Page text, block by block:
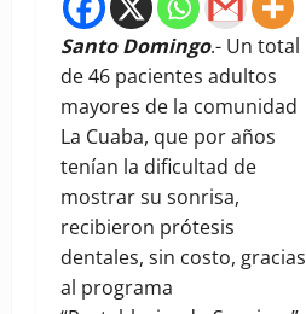
Santo Domingo.- Un total
de 46 pacientes adultos
mayores de la comunidad
La Cuaba, que por años
tenían la dificultad de
mostrar su sonrisa,
recibieron prótesis
dentales, sin costo, gracias
al programa